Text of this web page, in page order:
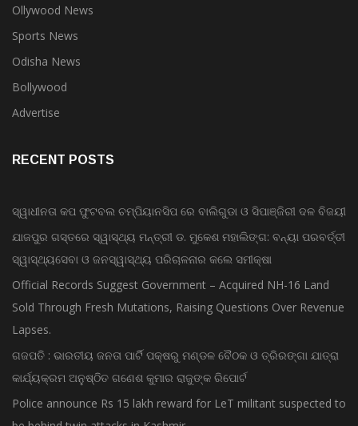
Ollywood News
Sports News
Odisha News
Bollywood
Advertise
RECENT POSTS
ସ୍ୱାଧୀନତା କପ ଫୁଟବଲ ଚମ୍ପିୟାନସିପ ରେ ବାଲିଗୁଡା ଓ ସିପାଞ୍ଜିରୀ ଦଳ ବିଜୟୀ
ଯାଜପୁର ଗସ୍ତରେ ସ୍ୱାସ୍ଥ୍ୟ ମନ୍ତ୍ରୀ ଡ. ମୁକେଶ ମହାଲିଙ୍ଗ: ବନ୍ୟା ପରବର୍ତ୍ତୀ
ସ୍ୱାସ୍ଥ୍ୟସେବା ଓ ଜନସ୍ୱାସ୍ଥ୍ୟ ପରିଚାଳନାର କଲେ ସମୀକ୍ଷା
Official Records Suggest Government – Acquired NH-16 Land
Sold Through Fresh Mutations, Raising Questions Over Revenue
Lapses.
ଗଜପତି : ଭାରତୀୟ ଜନତା ପାର୍ଟି ପକ୍ଷରୁ ମଣ୍ଡଳ ବୈଠକ ଓ ତ୍ରିରଙ୍ଗା ଯାତ୍ରା
କାର୍ଯ୍ୟକ୍ରମ ଅନୁଷ୍ଠିତ ଗଣେଶ କୁମାର ରାଜୁଙ୍କ ରିପୋର୍ଟ
Police announce Rs 15 lakh reward for LeT militant suspected to